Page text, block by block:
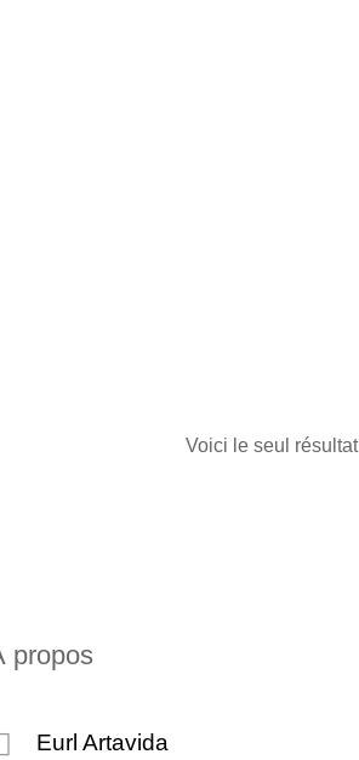
Voici le seul résultat
propos
Eurl Artavida